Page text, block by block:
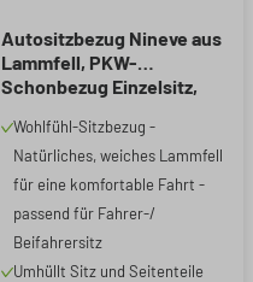
Autositzbezug Nineve aus
Lammfell, PKW-
Schonbezug Einzelsitz,
Reißverschluss anthrazit, 1
Stück
Wohlfühl-Sitzbezug -
Natürliches, weiches Lammfell
für eine komfortable Fahrt -
passend für Fahrer-/
Beifahrersitz
Umhüllt Sitz und Seitenteile